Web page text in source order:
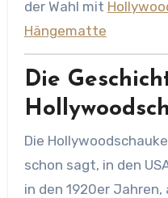
der Wahl mit
Hängematte
Die
Die
schon sagt, in den
in den 1920er